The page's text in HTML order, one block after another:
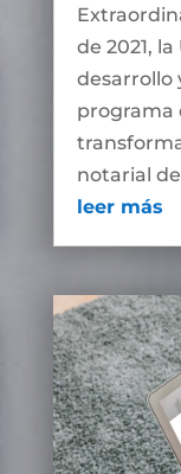
de 2021,
desarrollo
programa
notarial
leer más